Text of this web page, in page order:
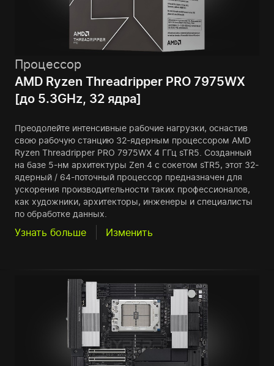
Процессор
AMD Ryzen Threadripper PRO 7975WX
[до 5.3GHz, 32 ядра]
Преодолейте интенсивные рабочие нагрузки, оснастив
свою рабочую станцию 32-ядерным процессором AMD
Ryzen Threadripper PRO 7975WX 4 ГГц sTR5. Созданный
на базе 5-нм архитектуры Zen 4 с сокетом sTR5, этот 32-
ядерный / 64-поточный процессор предназначен для
ускорения производительности таких профессионалов,
как художники, архитекторы, инженеры и специалисты
по обработке данных.
Узнать больше Изменить